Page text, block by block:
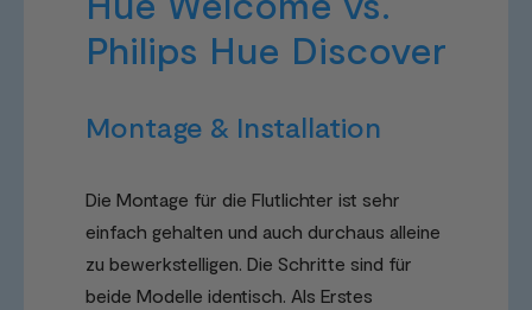
Philips Hue Discover
Montage & Installation
Die Montage für die Flutlichter ist sehr
einfach gehalten und auch durchaus alleine
zu bewerkstelligen. Die Schritte sind für
beide Modelle identisch. Als Erstes